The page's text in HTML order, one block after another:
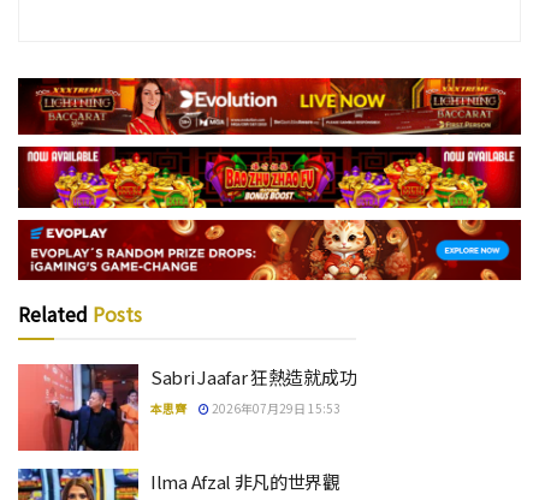
Related Posts
Sabri Jaafar 狂熱造就成功
本思齊 2026年07月29日 15:53
Ilma Afzal 非凡的世界觀